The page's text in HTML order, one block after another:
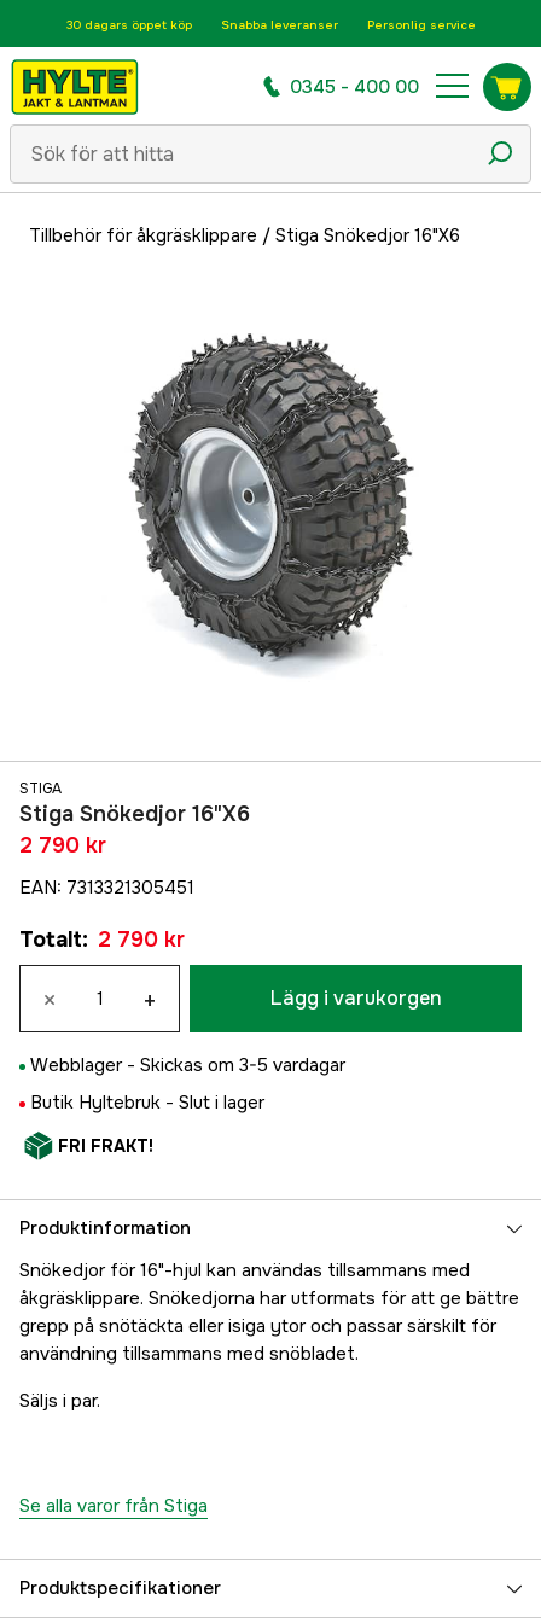
30 dagars öppet köp Snabba leveranser Personlig service
0345 - 400 00
Tillbehör för åkgräsklippare / Stiga Snökedjor 16"X6
STIGA
Stiga Snökedjor 16"X6
2 790 kr
EAN: 7313321305451
Totalt: 2 790 kr
× + Lägg i varukorgen
Webblager - Skickas om 3-5 vardagar
Butik Hyltebruk - Slut i lager
FRI FRAKT!
Produktinformation
Snökedjor för 16"-hjul kan användas tillsammans med
åkgräsklippare. Snökedjorna har utformats för att ge bättre
grepp på snötäckta eller isiga ytor och passar särskilt för
användning tillsammans med snöbladet.
Säljs i par.
Se alla varor från Stiga
Produktspecifikationer